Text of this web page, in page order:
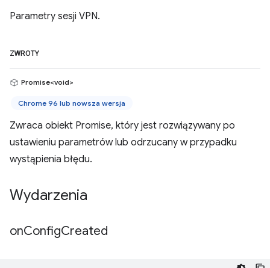
Parametry sesji VPN.
ZWROTY
Promise<void>
Chrome 96 lub nowsza wersja
Zwraca obiekt Promise, który jest rozwiązywany po
ustawieniu parametrów lub odrzucany w przypadku
wystąpienia błędu.
Wydarzenia
onConfigCreated